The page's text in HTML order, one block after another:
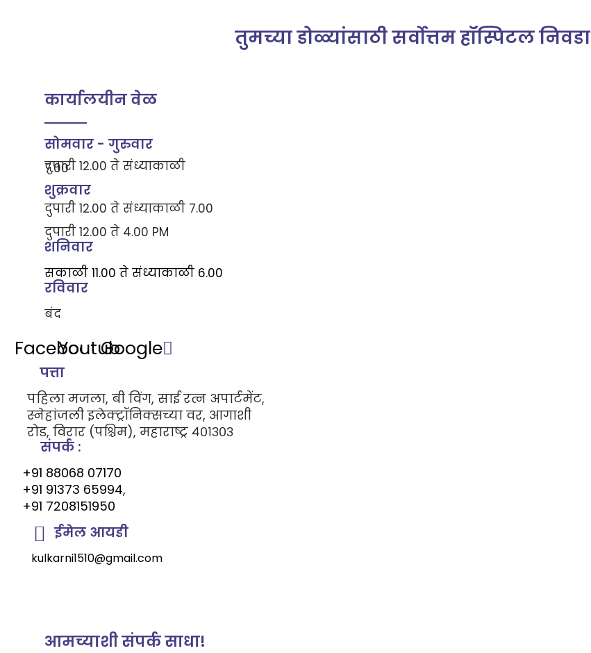
तुमच्या डोळ्यांसाठी सर्वोत्तम हॉस्पिटल निवडा
कार्यालयीन वेळ
सोमवार - गुरुवार
दुपारी 12.00 ते संध्याकाळी
7.00
शुक्रवार
दुपारी 12.00 ते संध्याकाळी 7.00
दुपारी 12.00 ते 4.00 PM
शनिवार
सकाळी 11.00 ते संध्याकाळी 6.00
रविवार
बंद
Facebook
YoutubeGoogle
पत्ता
पहिला मजला, बी विंग, साई रत्न अपार्टमेंट,
स्नेहांजली इलेक्ट्रॉनिक्सच्या वर, आगाशी
रोड, विरार (पश्चिम), महाराष्ट्र ४०१३०३
संपर्क :
+91 88068 07170
+91 91373 65994,
+91 7208151950
ईमेल आयडी
kulkarni1510@gmail.com
आमच्याशी संपर्क साधा!